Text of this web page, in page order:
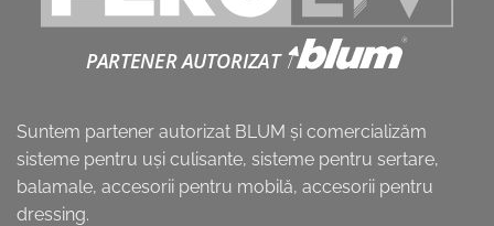
Suntem partener autorizat BLUM și comercializăm
sisteme pentru uşi culisante, sisteme pentru sertare,
balamale, accesorii pentru mobilă, accesorii pentru
dressing.